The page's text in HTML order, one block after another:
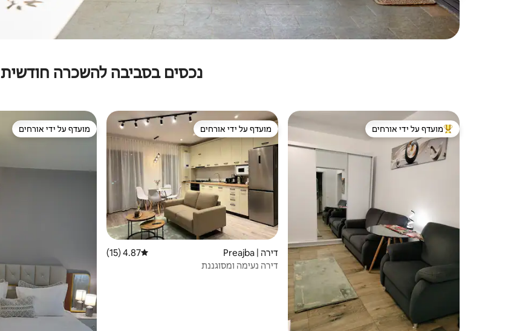
נכסים בסביבה להשכרה חודשית
מוביל בקרב נכסים מועדפים על ידי אורחים
מועדף על ידי אורחים מועדף על ידי אורחים
מועדף על ידי אורחים
דירה | Preajba דירוג ממוצע של 4.87 מתוך 5, 15 ביקורות
4.87 (15)
דירה נעימה ומסוגננת
מועדף על ידי אורחים
מועדף על ידי אורחים